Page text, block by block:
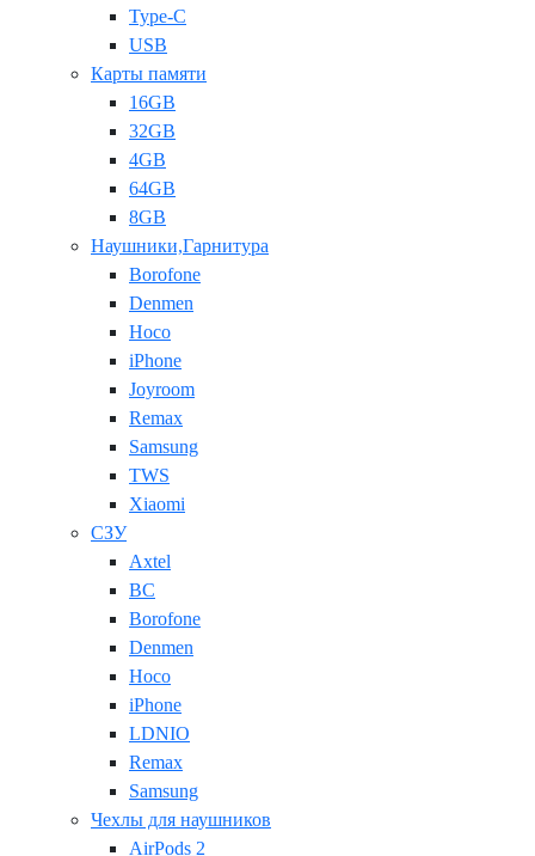
Type-C
USB
Карты памяти
16GB
32GB
4GB
64GB
8GB
Наушники,Гарнитура
Borofone
Denmen
Hoco
iPhone
Joyroom
Remax
Samsung
TWS
Xiaomi
СЗУ
Axtel
BC
Borofone
Denmen
Hoco
iPhone
LDNIO
Remax
Samsung
Чехлы для наушников
AirPods 2